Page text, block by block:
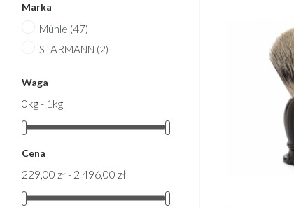
Marka
Mühle (47)
STARMANN (2)
Waga
0kg - 1kg
Cena
229,00 zł - 2 496,00 zł